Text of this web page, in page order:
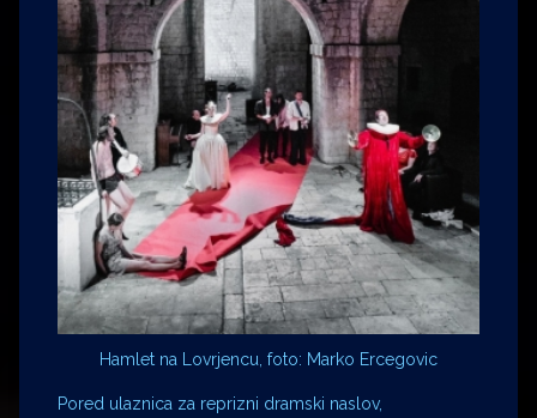
Hamlet na Lovrjencu, foto: Marko Ercegovic
Pored ulaznica za reprizni dramski naslov,